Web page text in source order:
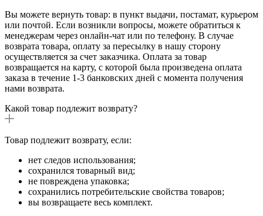
Вы можете вернуть товар: в пункт выдачи, постамат, курьером
или почтой. Если возникли вопросы, можете обратиться к
менеджерам через онлайн-чат или по телефону. В случае
возврата товара, оплату за пересылку в нашу сторону
осуществляется за счет заказчика. Оплата за товар
возвращается на карту, с которой была произведена оплата
заказа в течение 1-3 банковских дней с момента получения
нами возврата.
Какой товар подлежит возврату?
Товар подлежит возврату, если:
нет следов использования;
сохранился товарный вид;
не повреждена упаковка;
сохранились потребительские свойства товаров;
вы возвращаете весь комплект.